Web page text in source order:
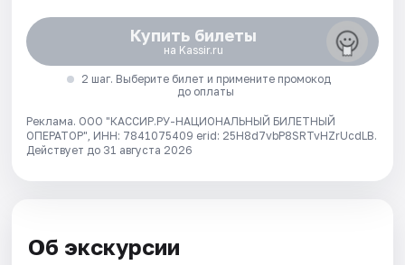
Купить билеты
на Kassir.ru
2 шаг. Выберите билет и примените промокод
до оплаты
Реклама. ООО "КАССИР.РУ-НАЦИОНАЛЬНЫЙ БИЛЕТНЫЙ
ОПЕРАТОР", ИНН: 7841075409 erid: 25H8d7vbP8SRTvHZrUcdLB.
Действует до 31 августа 2026
Об экскурсии